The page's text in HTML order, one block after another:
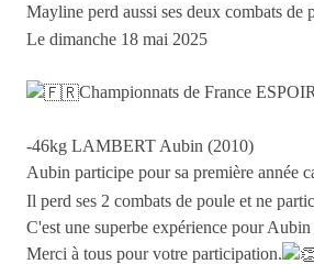
Mayline perd aussi ses deux combats de
Le dimanche 18 mai 2025
Championnats de France
-46kg LAMBERT Aubin (2010)
Aubin participe pour sa première année
Il perd ses 2 combats de poule et ne
C'est une superbe expérience pour
Merci à tous pour votre participation.